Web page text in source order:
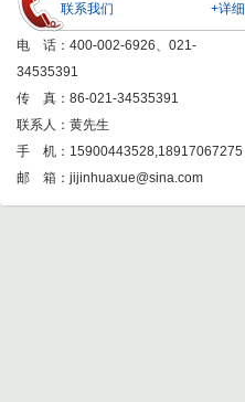
+详细
联系我们
电 话：400-002-6926、021-
34535391
传 真：86-021-34535391
联系人：黄先生
手 机：15900443528,18917067275
邮 箱： jijinhuaxue@sina.com